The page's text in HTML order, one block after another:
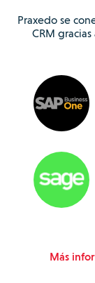
Praxedo se
CRM
Más